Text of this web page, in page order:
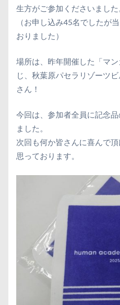
生方がご参加くださいました
（お申し込み45名でしたが
おりました）
場所は、昨年開催した「マ
じ、秋葉原パセラリゾーツ
さん！
今回は、参加者全員に記念
ました。
次回も何か皆さんに喜んで
思っております。